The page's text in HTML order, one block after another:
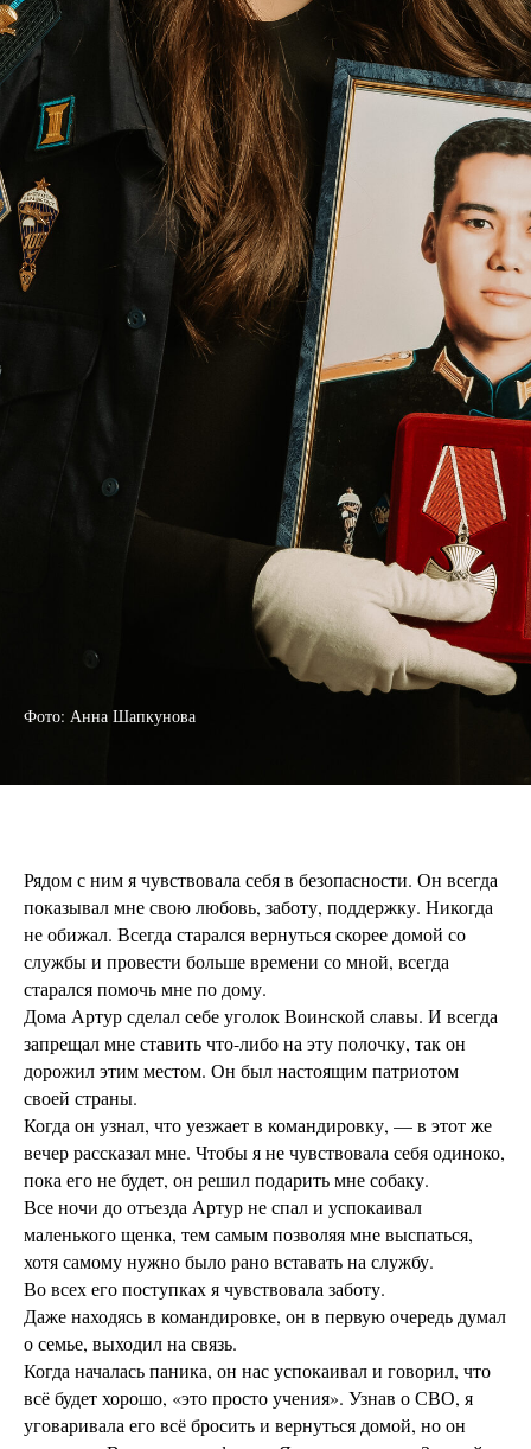
Фото: Анна Шапкунова
Рядом с ним я чувствовала себя в безопасности. Он всегда
показывал мне свою любовь, заботу, поддержку. Никогда
не обижал. Всегда старался вернуться скорее домой со
службы и провести больше времени со мной, всегда
старался помочь мне по дому.
Дома Артур сделал себе уголок Воинской славы. И всегда
запрещал мне ставить что-либо на эту полочку, так он
дорожил этим местом. Он был настоящим патриотом
своей страны.
Когда он узнал, что уезжает в командировку, — в этот же
вечер рассказал мне. Чтобы я не чувствовала себя одиноко,
пока его не будет, он решил подарить мне собаку.
Все ночи до отъезда Артур не спал и успокаивал
маленького щенка, тем самым позволяя мне выспаться,
хотя самому нужно было рано вставать на службу.
Во всех его поступках я чувствовала заботу.
Даже находясь в командировке, он в первую очередь думал
о семье, выходил на связь.
Когда началась паника, он нас успокаивал и говорил, что
всё будет хорошо, «это просто учения». Узнав о СВО, я
уговаривала его всё бросить и вернуться домой, но он